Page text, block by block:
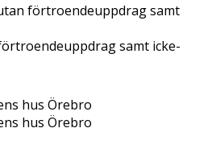
förtroendeuppdrag samt
samt icke-
hus Örebro
hus Örebro